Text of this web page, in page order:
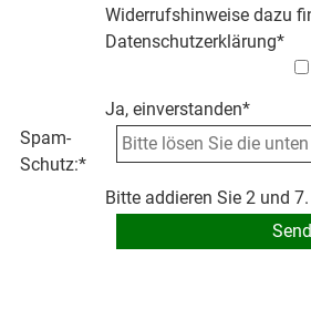
Widerrufshinweise dazu
Datenschutzerklärung*
Ja, einverstanden*
Spam-
Schutz:*
Bitte addieren Sie 2 und 7.